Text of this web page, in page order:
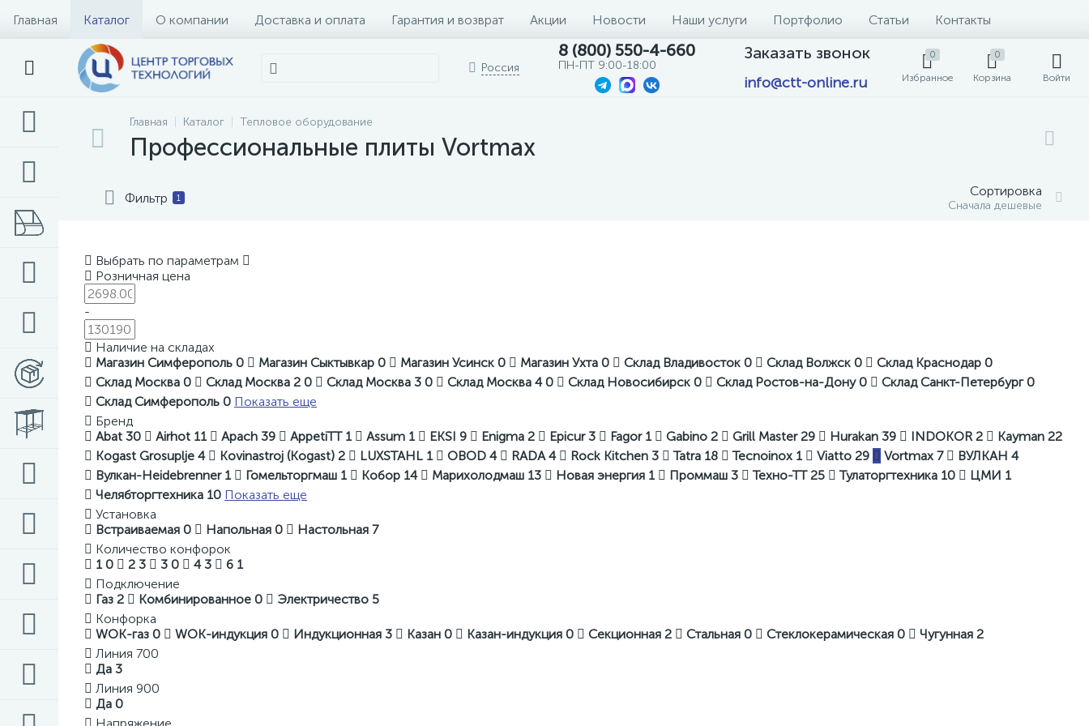
Главная Каталог О компании Доставка и оплата Гарантия и возврат Акции Новости Наши услуги Портфолио Статьи Контакты
Россия
8 (800) 550-4-660
ПН-ПТ 9:00-18:00
Заказать звонок
info@ctt-online.ru
0
Избранное
0
Корзина Войти
Главная Каталог Тепловое оборудование
Профессиональные плиты Vortmax
Фильтр 1 Сортировка
Сначала дешевые
Выбрать по параметрам
Розничная цена
-
Наличие на складах
Магазин Симферополь 0 Магазин Сыктывкар 0 Магазин Усинск 0 Магазин Ухта 0 Склад Владивосток 0 Склад Волжск 0 Склад Краснодар 0
Склад Москва 0 Склад Москва 2 0 Склад Москва 3 0 Склад Москва 40 Склад Новосибирск 0 Склад Ростов-на-Дону0 Склад Санкт-Петербург0
Склад Симферополь 0 Показать еще
Бренд
Abat 30 Airhot 11 Apach 39 AppetiTT 1 Assum 1 EKSI 9 Enigma 2 Epicur3 Fagor 1 Gabino 2 Grill Master29 Hurakan 39 INDOKOR2 Kayman 22
Kogast Grosuplje 4 Kovinastroj (Kogast) 2 LUXSTAHL 1 OBOD 4 RADA4 Rock Kitchen 3 Tatra 18 Tecnoinox 1 Viatto 29 Vortmax 7 ВУЛКАН 4
Вулкан-Heidebrenner 1 Гомельторгмаш 1 Кобор 14 Марихолодмаш 13 Новая энергия 1 Проммаш 3 Техно-ТТ25 Тулаторгтехника 10 ЦМИ 1
Челябторгтехника 10 Показать еще
Установка
Встраиваемая 0 Напольная 0 Настольная 7
Количество конфорок
10 2 3 3 0 43 6 1
Подключение
Газ 2 Комбинированное 0 Электричество 5
Конфорка
WOK-газ 0 WOK-индукция 0 Индукционная 3 Казан 0 Казан-индукция 0 Секционная 2 Стальная 0 Стеклокерамическая 0 Чугунная 2
Линия 700
Да 3
Линия 900
Да 0